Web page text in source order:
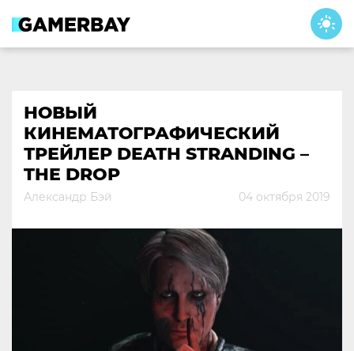
content
НОВЫЙ
КИНЕМАТОГРАФИЧЕСКИЙ
ТРЕЙЛЕР DEATH STRANDING –
THE DROP
Александр Бэй 04 октября 2019